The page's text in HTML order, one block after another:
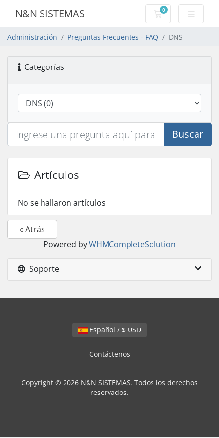
N&N SISTEMAS 0
Carro de Pedidos
Administración Preguntas Frecuentes - FAQ DNS
Categorías
Buscar
Artículos
No se hallaron artículos
« Atrás
Powered byWHMCompleteSolution
Soporte
Español / $ USD
Contáctenos
Copyright © 2026 N&N SISTEMAS. Todos los derechos
reservados.